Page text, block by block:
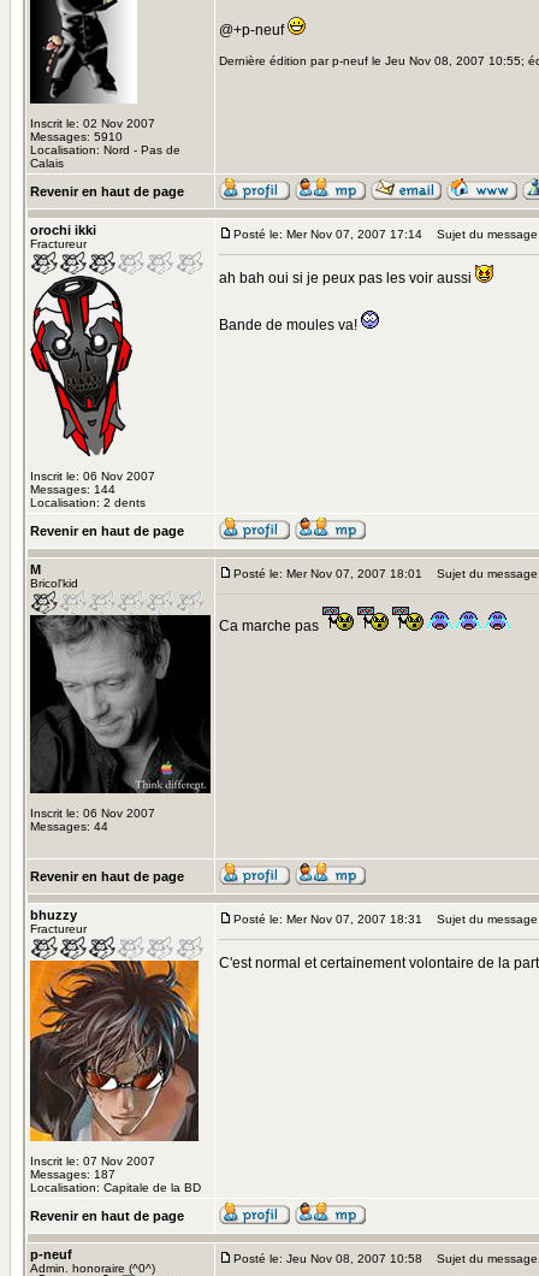
Inscrit le: 02 Nov 2007
Messages: 5910
Localisation: Nord - Pas de
Calais
@+p-neuf
Dernière édition par p-neuf le Jeu Nov 08, 2007 10:55;
Revenir en haut de page
orochi ikki
Fractureur
Inscrit le: 06 Nov 2007
Messages: 144
Localisation: 2 dents
Posté le: Mer Nov 07, 2007 17:14 Sujet du
ah bah oui si je peux pas les voir aussi
Bande de moules va!
Revenir en haut de page
M
Bricol'kid
Inscrit le: 06 Nov 2007
Messages: 44
Posté le: Mer Nov 07, 2007 18:01 Sujet du
Ca marche pas
Revenir en haut de page
bhuzzy
Fractureur
Inscrit le: 07 Nov 2007
Messages: 187
Localisation: Capitale de la BD
Posté le: Mer Nov 07, 2007 18:31 Sujet du
C'est normal et certainement volontaire de la
Revenir en haut de page
p-neuf
Admin. honoraire (^0^)
Posté le: Jeu Nov 08, 2007 10:58 Sujet du